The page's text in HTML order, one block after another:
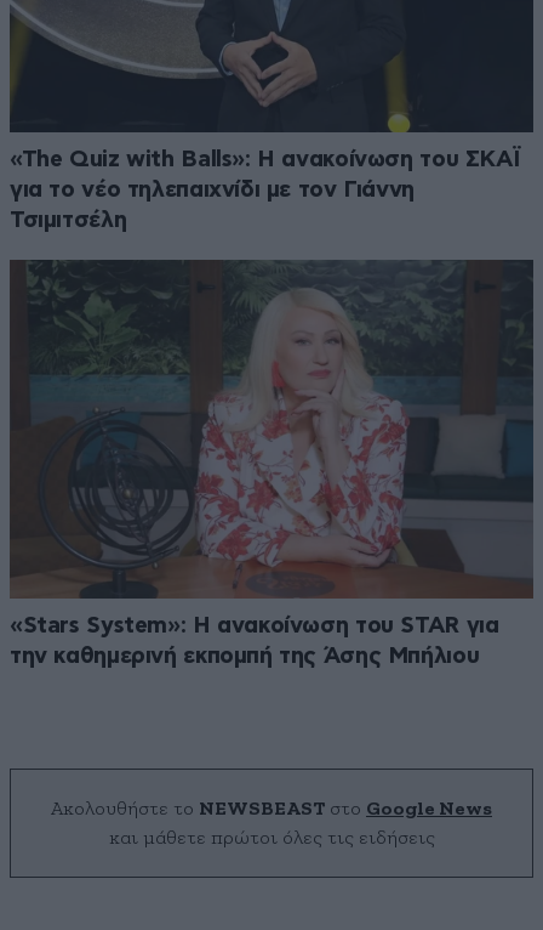
«The Quiz with Balls»: Η ανακοίνωση του ΣΚΑΪ
για το νέο τηλεπαιχνίδι με τον Γιάννη
Τσιμιτσέλη
«Stars System»: Η ανακοίνωση του STAR για
την καθημερινή εκπομπή της Άσης Μπήλιου
Ακολουθήστε το NEWSBEAST στο Google News
και μάθετε πρώτοι όλες τις ειδήσεις